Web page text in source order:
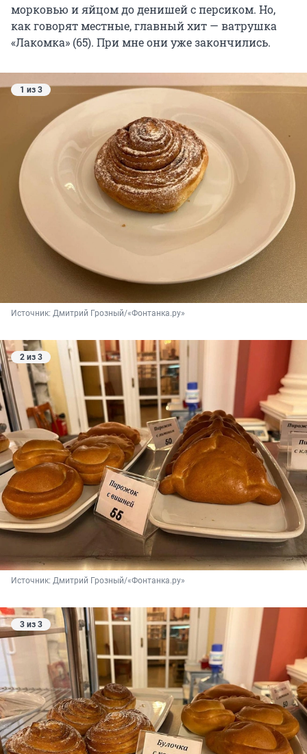
морковью и яйцом до денишей с персиком. Но,
как говорят местные, главный хит — ватрушка
«Лакомка» (65). При мне они уже закончились.
1 из 3
Источник: Дмитрий Грозный/«Фонтанка.ру»
2 из 3
Источник: Дмитрий Грозный/«Фонтанка.ру»
3 из 3